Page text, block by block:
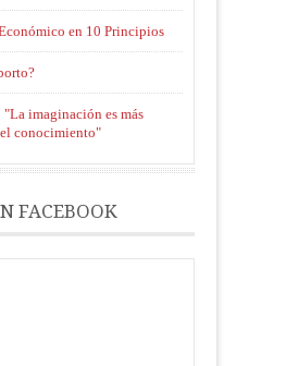
en 10 Principios
imaginación es más
conocimiento"
FACEBOOK